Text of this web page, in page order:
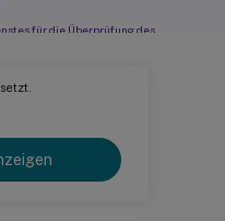
für die Überprüfung des